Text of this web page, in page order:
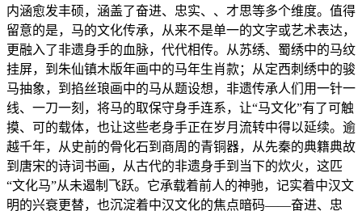
内涵愈发丰硕，涵盖了奋进、忠实、、才思等多个维度。值得
留意的是，马的文化传承，从来不是单一的文字或艺术表达，
更融入了非遗身手的血脉，代代相传。从苏绣、蜀绣中的马纹
挂屏，到朱仙镇木版年画中的马年生肖款；从定西刺绣中的骏
马抽象，到掐丝琅画中的马从题设想，非遗传承人们用一针一
线、一刀一刻，将马的取保守身手连系，让“马文化”有了可触
摸、可的载体，也让这些老身手正在岁月流转中得以延续。逾
越千年，从史前的骨化石到商周的青铜器，从先秦的典籍典故
到唐宋的诗词书画，从古代的非遗身手到当下的炊火，这匹
“文化马”从未遏制飞跃。它承载着前人的神驰，记实着中汉文
明的兴衰更替，也沉淀着中汉文化的焦点暗码——奋进、忠